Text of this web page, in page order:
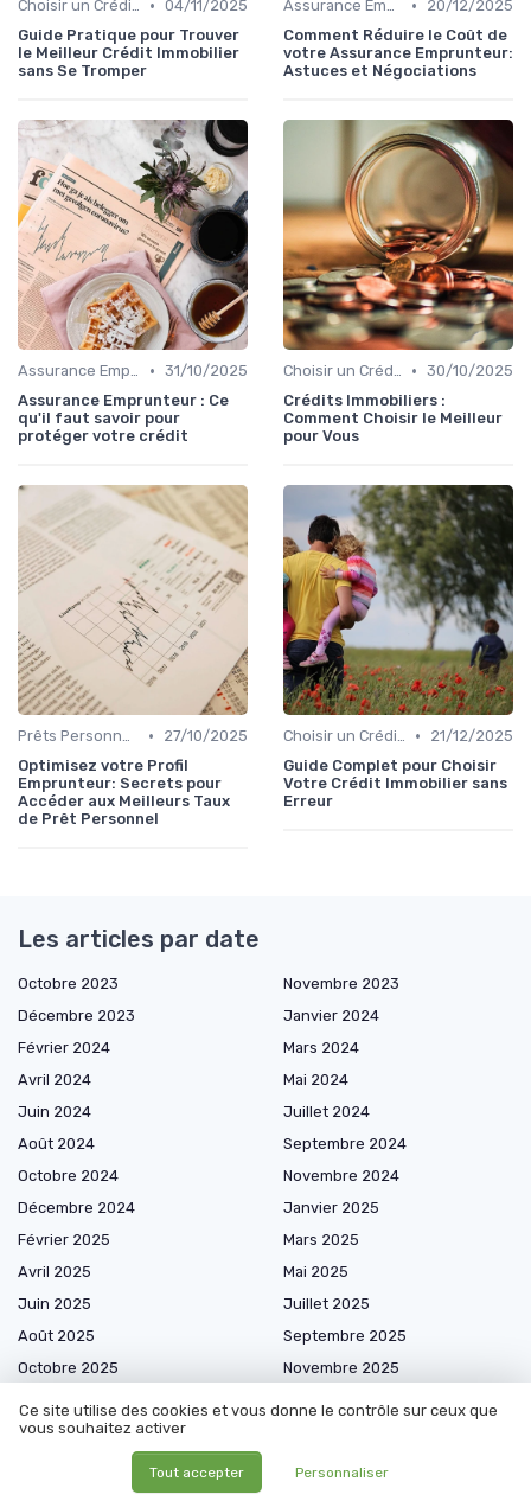
Choisir un Crédit Immobilier • 04/11/2025
Guide Pratique pour Trouver
le Meilleur Crédit Immobilier
sans Se Tromper
Assurance Emprunteur •
20/12/2025
Comment Réduire le Coût de
votre Assurance Emprunteur:
Astuces et Négociations
Assurance Emprunteur • 31/10/2025
Assurance Emprunteur : Ce
qu'il faut savoir pour
protéger votre crédit
Choisir un Crédit Immobilier • 30/10/2025
Crédits Immobiliers :
Comment Choisir le Meilleur
pour Vous
Prêts Personnels et Consommation •
27/10/2025
Optimisez votre Profil
Emprunteur: Secrets pour
Accéder aux Meilleurs Taux
de Prêt Personnel
Choisir un Crédit Immobilier •
21/12/2025
Guide Complet pour Choisir
Votre Crédit Immobilier sans
Erreur
Les articles par date
Octobre 2023
Novembre 2023
Décembre 2023
Janvier 2024
Février 2024
Mars 2024
Avril 2024
Mai 2024
Juin 2024
Juillet 2024
Août 2024
Septembre 2024
Octobre 2024
Novembre 2024
Décembre 2024
Janvier 2025
Février 2025
Mars 2025
Avril 2025
Mai 2025
Juin 2025
Juillet 2025
Août 2025
Septembre 2025
Octobre 2025
Novembre 2025
Février 2026
Mai 2026
Ce site utilise des cookies et vous donne le contrôle sur ceux que
vous souhaitez activer
Tout accepter Personnaliser